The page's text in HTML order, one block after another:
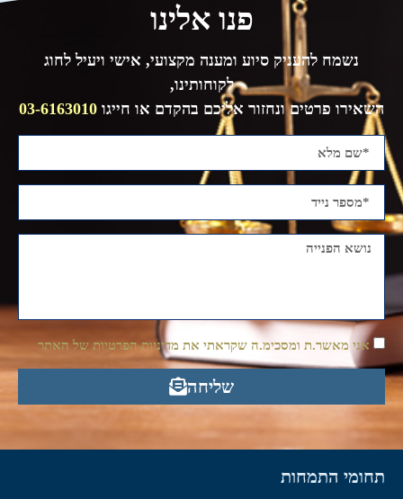
פנו אלינו
נשמח להעניק סיוע ומענה מקצועי, אישי ויעיל לחוג
לקוחותינו,
השאירו פרטים ונחזור אליכם בהקדם או חייגו 03-6163010
אני מאשר.ת ומסכימ.ה שקראתי את מדיניות הפרטיות של האתר
שליחה
תחומי התמחות